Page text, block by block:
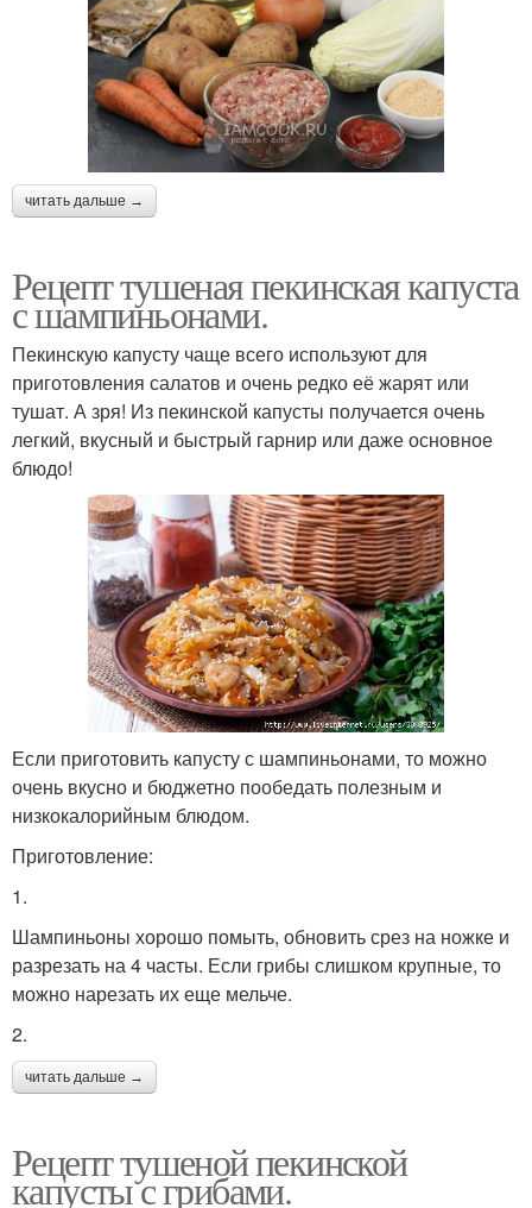
читать дальше →
Рецепт тушеная пекинская капуста
с шампиньонами.
Пекинскую капусту чаще всего используют для
приготовления салатов и очень редко её жарят или
тушат. А зря! Из пекинской капусты получается очень
легкий, вкусный и быстрый гарнир или даже основное
блюдо!
Если приготовить капусту с шампиньонами, то можно
очень вкусно и бюджетно пообедать полезным и
низкокалорийным блюдом.
Приготовление:
1.
Шампиньоны хорошо помыть, обновить срез на ножке и
разрезать на 4 часты. Если грибы слишком крупные, то
можно нарезать их еще мельче.
2.
читать дальше →
Рецепт тушеной пекинской
капусты с грибами.